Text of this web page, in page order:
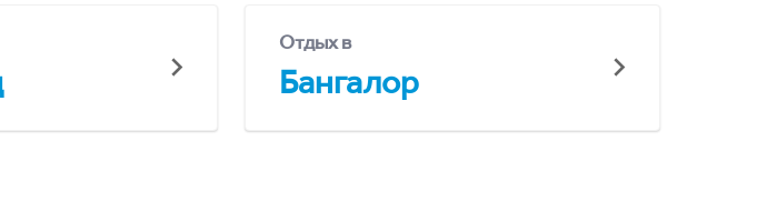
Отдых в
Бангалор